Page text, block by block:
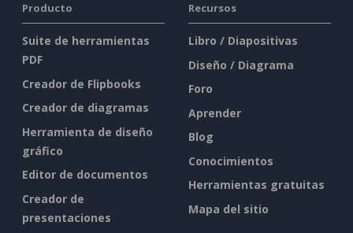
Producto
Suite de herramientas
PDF
Creador de Flipbooks
Creador de diagramas
Herramienta de diseño
gráfico
Editor de documentos
Creador de
presentaciones
Recursos
Libro / Diapositivas
Diseño / Diagrama
Foro
Aprender
Blog
Conocimientos
Herramientas gratuitas
Mapa del sitio